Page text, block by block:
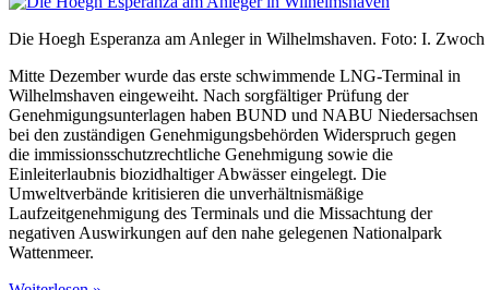
Die Hoegh Esperanza am Anleger in Wilhelmshaven. Foto: I. Zwoch
Mitte Dezember wurde das erste schwimmende LNG-Terminal in
Wilhelmshaven eingeweiht. Nach sorgfältiger Prüfung der
Genehmigungsunterlagen haben BUND und NABU Niedersachsen
bei den zuständigen Genehmigungsbehörden Widerspruch gegen
die immissionsschutzrechtliche Genehmigung sowie die
Einleiterlaubnis biozidhaltiger Abwässer eingelegt. Die
Umweltverbände kritisieren die unverhältnismäßige
Laufzeitgenehmigung des Terminals und die Missachtung der
negativen Auswirkungen auf den nahe gelegenen Nationalpark
Wattenmeer.